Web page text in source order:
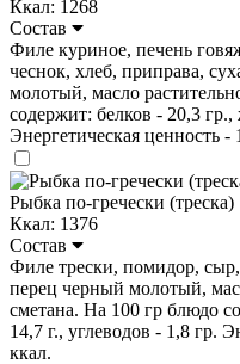
Ккал: 1268
Состав
Филе куриное, печень
чеснок, хлеб, приправа,
молотый, масло
содержит: белков - 20,3
Энергетическая ценность -
Рыбка по-гречески
Ккал: 1376
Состав
Филе трески, помидор,
перец черный молотый,
сметана. На 100 гр блюдо
14,7 г., углеводов - 1,8 гр.
ккал.